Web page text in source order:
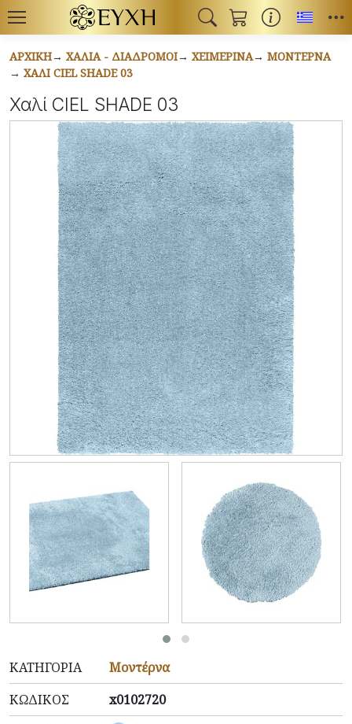
ΑΡΧΙΚΉ ΧΑΛΙΆ - ΔΙΆΔΡΟΜΟΙ ΧΕΙΜΕΡΙΝΆ
ΜΟΝΤΈΡΝΑ
ΧΑΛΊ CIEL SHADE 03
Χαλί CIEL SHADE 03
ΚΑΤΗΓΟΡΊΑ
Μοντέρνα
ΚΩΔΙΚΌΣ
x0102720